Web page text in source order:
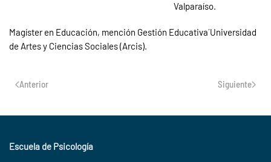
Valparaíso.
Magíster en Educación, mención Gestión Educativa´Universidad
de Artes y Ciencias Sociales (Arcis).
Anterior Siguiente
Escuela de Psicología